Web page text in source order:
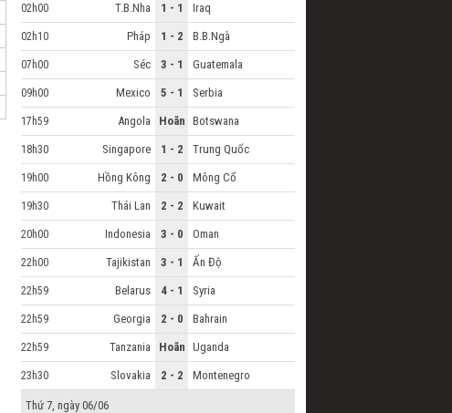
02h00 T.B.Nha 1 - 1 Iraq
02h10 Pháp 1 - 2 B.B.Ngà
07h00 Séc 3 - 1 Guatemala
09h00 Mexico 5 - 1 Serbia
17h59 Angola Hoãn Botswana
18h30 Singapore 1 - 2 Trung Quốc
19h00 Hồng Kông 2 - 0 Mông Cổ
19h30 Thái Lan 2 - 2 Kuwait
20h00 Indonesia 3 - 0 Oman
22h00 Tajikistan 3 - 1 Ấn Độ
22h59 Belarus 4 - 1 Syria
22h59 Georgia 2 - 0 Bahrain
22h59 Tanzania Hoãn Uganda
23h30 Slovakia 2 - 2 Montenegro
Thứ 7, ngày 06/06